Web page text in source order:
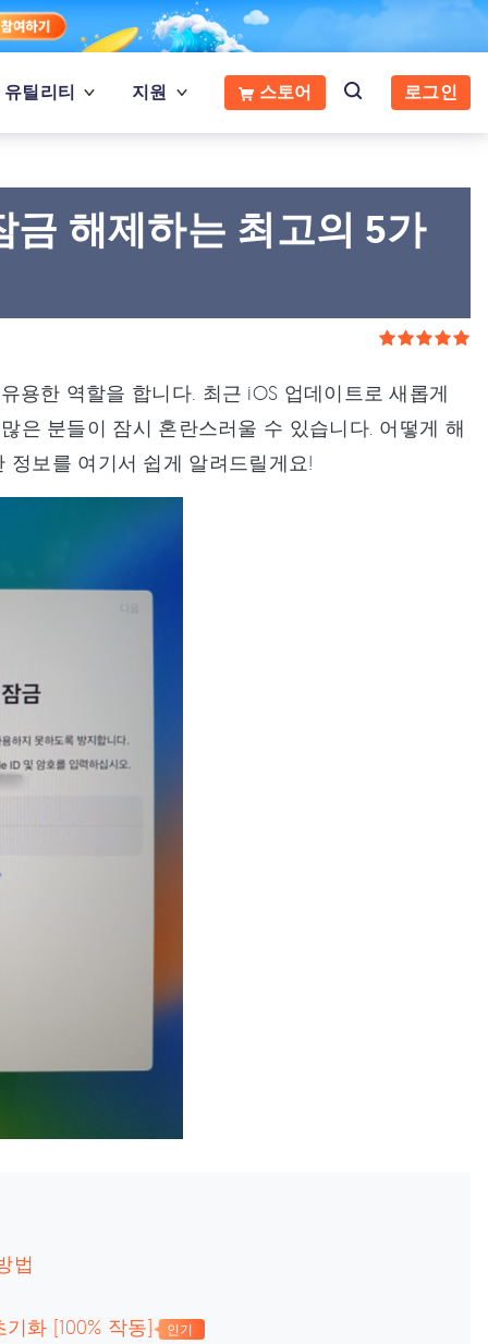
유틸리티 지원 스토어 로그인
금 해제하는 최고의 5가
용한 역할을 합니다. 최근 iOS 업데이트로 새롭게
은 분들이 잠시 혼란스러울 수 있습니다. 어떻게 해
정보를 여기서 쉽게 알려드릴게요!
법
화 [100% 작동] 인기